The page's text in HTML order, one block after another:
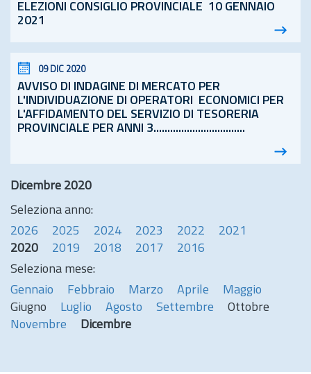
ELEZIONI CONSIGLIO PROVINCIALE 10 GENNAIO
2021
09 DIC 2020
AVVISO DI INDAGINE DI MERCATO PER
L'INDIVIDUAZIONE DI OPERATORI ECONOMICI PER
L'AFFIDAMENTO DEL SERVIZIO DI TESORERIA
PROVINCIALE PER ANNI 3.................................
Dicembre 2020
Seleziona anno:
2026
2025 2024 2023 2022
2021
2020
2019 2018 2017
2016
Seleziona mese:
Gennaio
Febbraio Marzo Aprile
Maggio
Giugno
Luglio Agosto Settembre
Ottobre
Novembre
Dicembre